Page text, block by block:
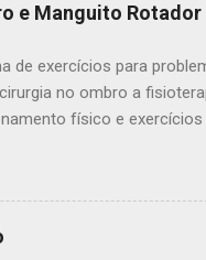
e Manguito Rotador
de exercícios para
no ombro a
físico e
aos esportes e outras
fornece uma grande
paciente deve realiza-lo